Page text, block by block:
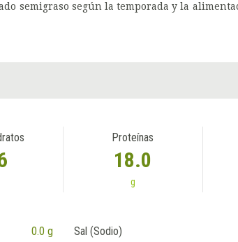
semigraso según la temporada y la
Proteínas
18.0
g
0.0 g Sal (Sodio)